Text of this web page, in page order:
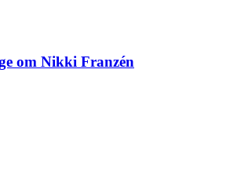
om Nikki Franzén